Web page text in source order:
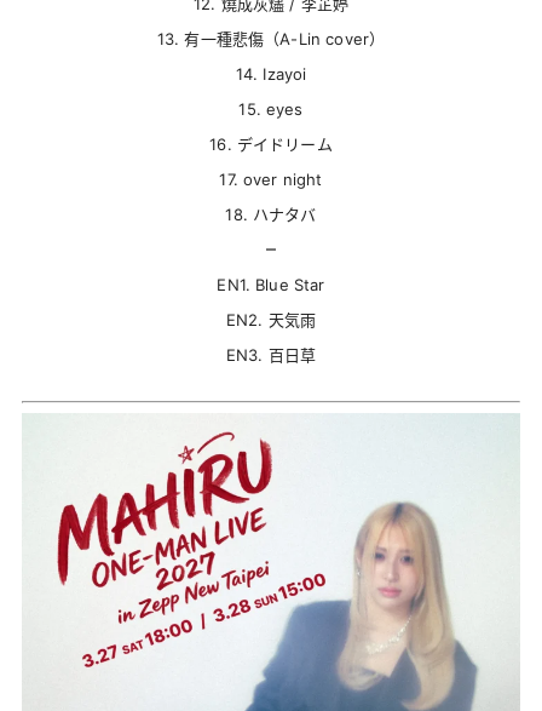
13. 有一種悲傷（A-Lin cover）
14. Izayoi
15. eyes
16. デイドリーム
17. over night
18. ハナタバ
–
EN1. Blue Star
EN2. 天気雨
EN3. 百日草